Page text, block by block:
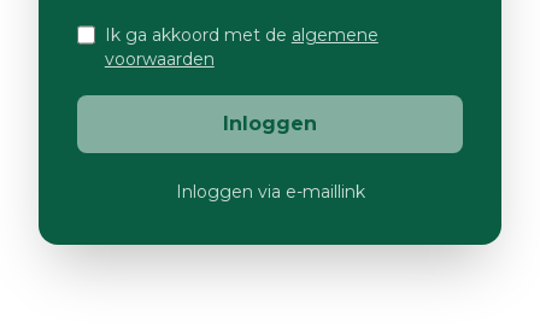
Ik ga akkoord met de algemene
voorwaarden
Inloggen
Inloggen via e-maillink